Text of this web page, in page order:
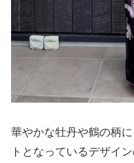
華やかな牡丹や鶴の柄
トとなっているデザイン